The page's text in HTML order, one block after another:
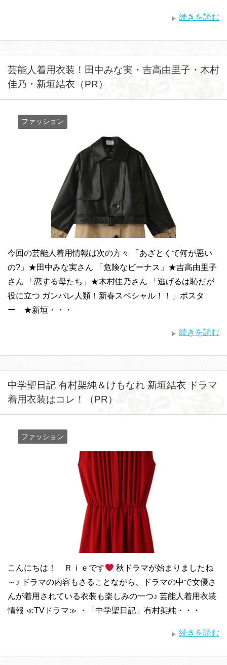
続きを読む
芸能人着用衣装！田中みな実・吉高由里子・木村
佳乃・新垣結衣（PR）
ファッション
今回の芸能人着用情報は次の方々 「あざとくて何が悪い
の?」★田中みな実さん 「危険なビーナス」★吉高由里子
さん 「恋する母たち」★木村佳乃さん 「逃げるは恥だが
役に立つ ガンバレ人類！新春スペシャル！！」ポスタ
ー ★新垣・・・
続きを読む
中学聖日記 有村架純＆けもなれ 新垣結衣 ドラマ
着用衣装はコレ！（PR）
ファッション
こんにちは！ Ｒｉｅです
秋ドラマが始まりましたね
～♪ ドラマの内容もさることながら、ドラマの中で女優さ
んが着用されている衣装も楽しみの一つ♪ 芸能人着用衣装
情報 ≪TVドラマ≫ ・「中学聖日記」有村架純・・・
続きを読む